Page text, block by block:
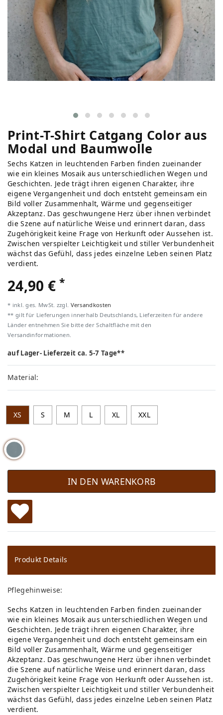
Print-T-Shirt Catgang Color aus
Modal und Baumwolle
Sechs Katzen in leuchtenden Farben finden zueinander
wie ein kleines Mosaik aus unterschiedlichen Wegen und
Geschichten. Jede trägt ihren eigenen Charakter, ihre
eigene Vergangenheit und doch entsteht gemeinsam ein
Bild voller Zusammenhalt, Wärme und gegenseitiger
Akzeptanz. Das geschwungene Herz über ihnen verbindet
die Szene auf natürliche Weise und erinnert daran, dass
Zugehörigkeit keine Frage von Herkunft oder Aussehen ist.
Zwischen verspielter Leichtigkeit und stiller Verbundenheit
wächst das Gefühl, dass jedes einzelne Leben seinen Platz
verdient.
24,90 €*
* inkl. ges. MwSt. zzgl. Versandkosten
** gilt für Lieferungen innerhalb Deutschlands, Lieferzeiten für andere
Länder entnehmen Sie bitte der Schaltfläche mit den
Versandinformationen.
auf Lager- Lieferzeit ca. 5-7 Tage**
Material:
XS S M L XL XXL
IN DEN WARENKORB
W
u
ns
ch
lis
te
Produkt Details
Pflegehinweise:
Sechs Katzen in leuchtenden Farben finden zueinander
wie ein kleines Mosaik aus unterschiedlichen Wegen und
Geschichten. Jede trägt ihren eigenen Charakter, ihre
eigene Vergangenheit und doch entsteht gemeinsam ein
Bild voller Zusammenhalt, Wärme und gegenseitiger
Akzeptanz. Das geschwungene Herz über ihnen verbindet
die Szene auf natürliche Weise und erinnert daran, dass
Zugehörigkeit keine Frage von Herkunft oder Aussehen ist.
Zwischen verspielter Leichtigkeit und stiller Verbundenheit
wächst das Gefühl, dass jedes einzelne Leben seinen Platz
verdient.